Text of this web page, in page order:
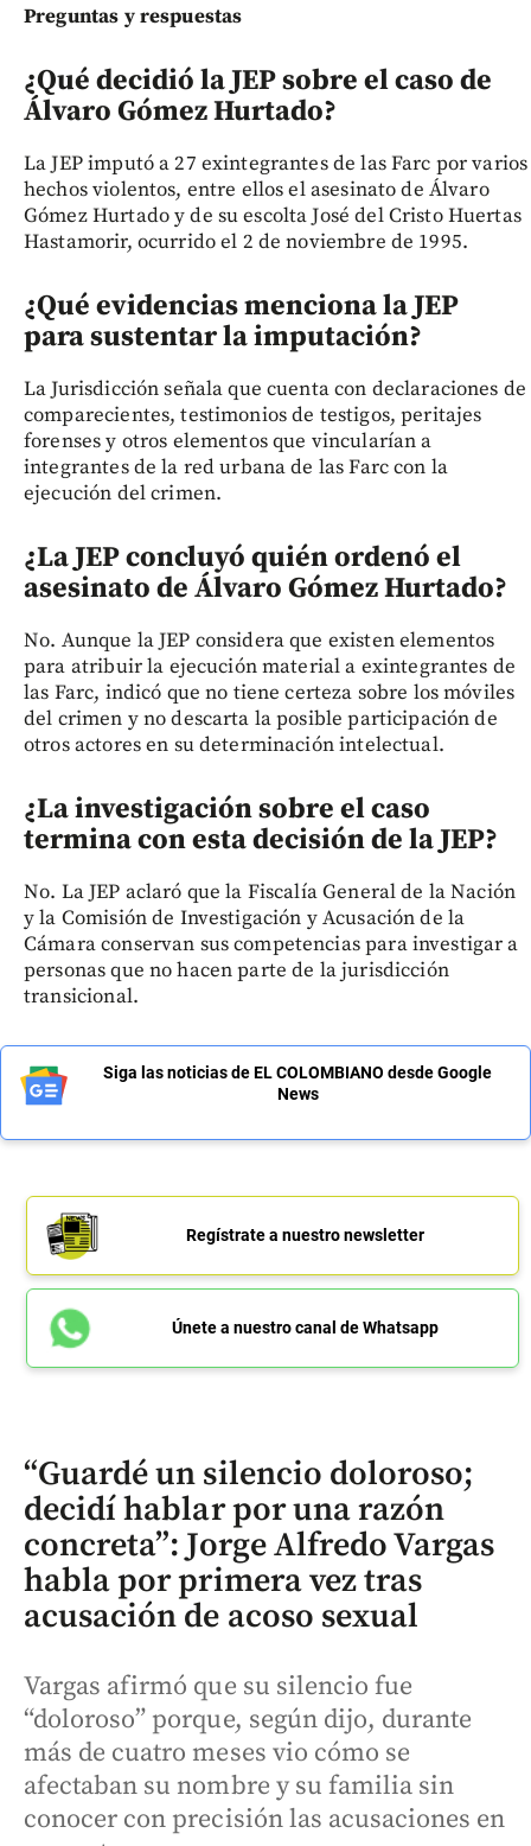
Preguntas y respuestas
¿Qué decidió la JEP sobre el caso de
Álvaro Gómez Hurtado?
La JEP imputó a 27 exintegrantes de las Farc por varios
hechos violentos, entre ellos el asesinato de Álvaro
Gómez Hurtado y de su escolta José del Cristo Huertas
Hastamorir, ocurrido el 2 de noviembre de 1995.
¿Qué evidencias menciona la JEP
para sustentar la imputación?
La Jurisdicción señala que cuenta con declaraciones de
comparecientes, testimonios de testigos, peritajes
forenses y otros elementos que vincularían a
integrantes de la red urbana de las Farc con la
ejecución del crimen.
¿La JEP concluyó quién ordenó el
asesinato de Álvaro Gómez Hurtado?
No. Aunque la JEP considera que existen elementos
para atribuir la ejecución material a exintegrantes de
las Farc, indicó que no tiene certeza sobre los móviles
del crimen y no descarta la posible participación de
otros actores en su determinación intelectual.
¿La investigación sobre el caso
termina con esta decisión de la JEP?
No. La JEP aclaró que la Fiscalía General de la Nación
y la Comisión de Investigación y Acusación de la
Cámara conservan sus competencias para investigar a
personas que no hacen parte de la jurisdicción
transicional.
Siga las noticias de EL COLOMBIANO desde Google
News
Regístrate a nuestro newsletter
Únete a nuestro canal de Whatsapp
“Guardé un silencio doloroso;
decidí hablar por una razón
concreta”: Jorge Alfredo Vargas
habla por primera vez tras
acusación de acoso sexual
Vargas afirmó que su silencio fue
“doloroso” porque, según dijo, durante
más de cuatro meses vio cómo se
afectaban su nombre y su familia sin
conocer con precisión las acusaciones en